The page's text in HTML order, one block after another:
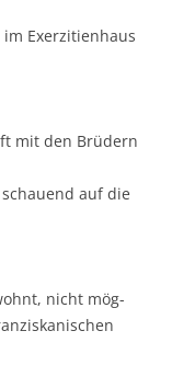
Exer­zi­ti­en­haus
mit den Brü­dern
auf die
nicht mög­